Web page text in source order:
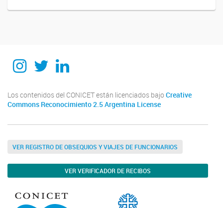
Instagram
TwitterLinkedin
Los contenidos del CONICET están licenciados bajo Creative
Commons Reconocimiento 2.5 Argentina License
VER REGISTRO DE OBSEQUIOS Y VIAJES DE FUNCIONARIOS
VER VERIFICADOR DE RECIBOS